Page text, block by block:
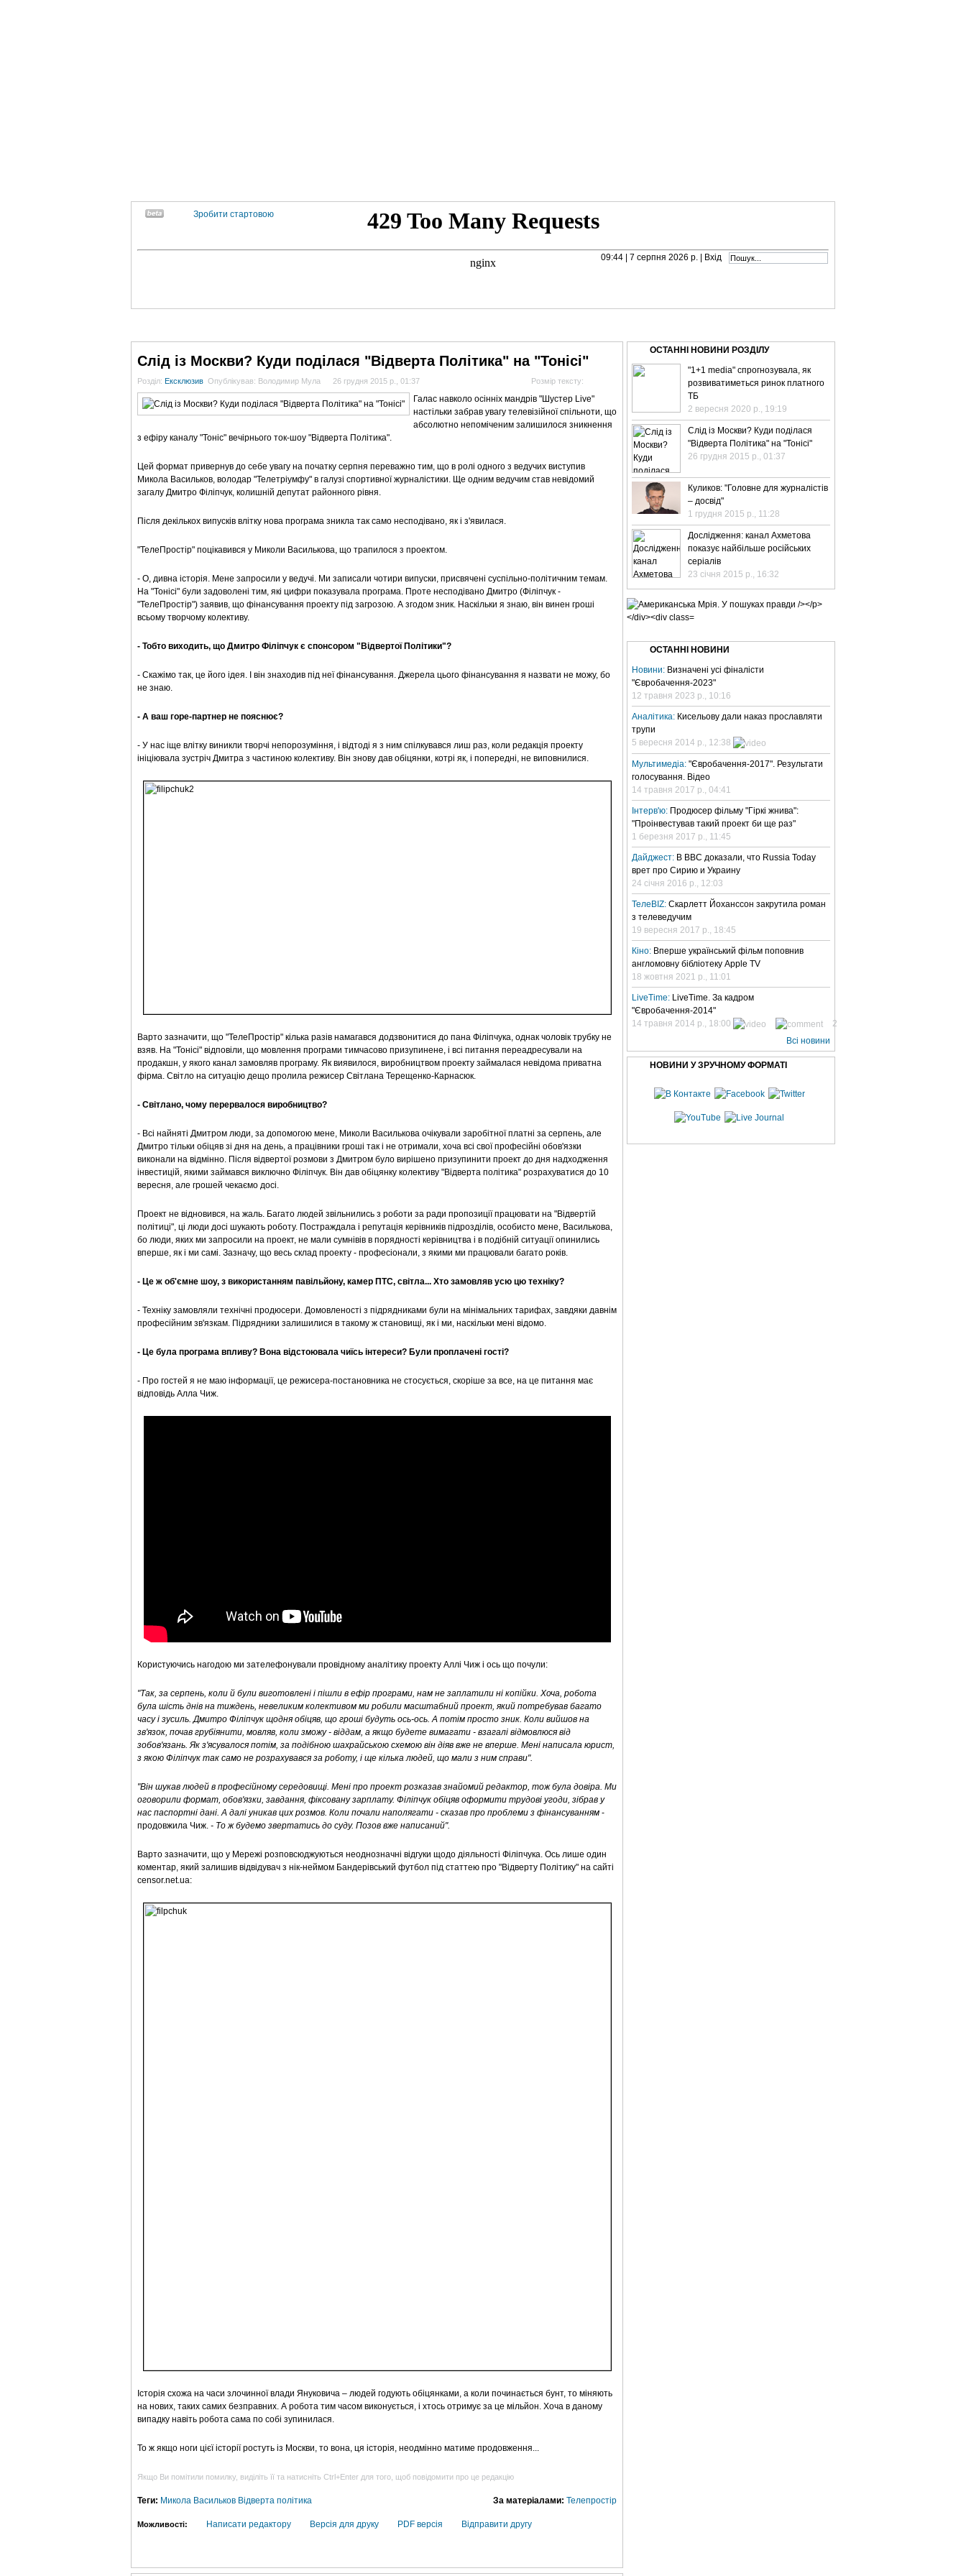
Зробити стартовою
09:44 | 7 серпня 2026 р. | Вхід
Слід із Москви? Куди поділася "Відверта Політика" на "Тонісі"
Розмір тексту:
Розділ: Ексклюзив Опублікував: Володимир Мула 26 грудня 2015 р., 01:37
Галас навколо осінніх мандрів "Шустер Live"
настільки забрав увагу телевізійної спільноти, що
абсолютно непоміченим залишилося зникнення
з ефіру каналу "Тоніс" вечірнього ток-шоу "Відверта Політика".
Цей формат привернув до себе увагу на початку серпня переважно тим, що в ролі одного з ведучих виступив
Микола Васильков, володар "Телетріумфу" в галузі спортивної журналістики. Ще одним ведучим став невідомий
загалу Дмитро Філіпчук, колишній депутат районного рівня.
Після декількох випусків влітку нова програма зникла так само несподівано, як і з'явилася.
"ТелеПростір" поцікавився у Миколи Василькова, що трапилося з проектом.
- О, дивна історія. Мене запросили у ведучі. Ми записали чотири випуски, присвячені суспільно-політичним темам.
На "Тонісі" були задоволені тим, які цифри показувала програма. Проте несподівано Дмитро (Філіпчук -
"ТелеПростір") заявив, що фінансування проекту під загрозою. А згодом зник. Наскільки я знаю, він винен гроші
всьому творчому колективу.
- Тобто виходить, що Дмитро Філіпчук є спонсором "Відвертої Політики"?
- Скажімо так, це його ідея. І він знаходив під неї фінансування. Джерела цього фінансування я назвати не можу, бо
не знаю.
- А ваш горе-партнер не пояснює?
- У нас іще влітку виникли творчі непорозуміння, і відтоді я з ним спілкувався лиш раз, коли редакція проекту
ініціювала зустріч Дмитра з частиною колективу. Він знову дав обіцянки, котрі як, і попередні, не виповнилися.
Варто зазначити, що "ТелеПростір" кілька разів намагався додзвонитися до пана Філіпчука, однак чоловік трубку не
взяв. На "Тонісі" відповіли, що мовлення програми тимчасово призупинене, і всі питання переадресували на
продакшн, у якого канал замовляв програму. Як виявилося, виробництвом проекту займалася невідома приватна
фірма. Світло на ситуацію дещо пролила режисер Світлана Терещенко-Карнасюк.
- Світлано, чому перервалося виробництво?
- Всі найняті Дмитром люди, за допомогою мене, Миколи Василькова очікували заробітної платні за серпень, але
Дмитро тільки обіцяв зі дня на день, а працівники гроші так і не отримали, хоча всі свої професійні обов'язки
виконали на відмінно. Після відвертої розмови з Дмитром було вирішено призупинити проект до дня надходження
інвестицій, якими займався виключно Філіпчук. Він дав обіцянку колективу "Відверта політика" розрахуватися до 10
вересня, але грошей чекаємо досі.
Проект не відновився, на жаль. Багато людей звільнились з роботи за ради пропозиції працювати на "Відвертій
політиці", ці люди досі шукають роботу. Постраждала і репутація керівників підрозділів, особисто мене, Василькова,
бо люди, яких ми запросили на проект, не мали сумнівів в порядності керівництва і в подібній ситуації опинились
вперше, як і ми самі. Зазначу, що весь склад проекту - професіонали, з якими ми працювали багато років.
- Це ж об'ємне шоу, з використанням павільйону, камер ПТС, світла... Хто замовляв усю цю техніку?
- Техніку замовляли технічні продюсери. Домовленості з підрядниками були на мінімальних тарифах, завдяки давнім
професійним зв'язкам. Підрядники залишилися в такому ж становищі, як і ми, наскільки мені відомо.
- Це була програма впливу? Вона відстоювала чиїсь інтереси? Були проплачені гості?
- Про гостей я не маю інформації, це режисера-постановника не стосується, скоріше за все, на це питання має
відповідь Алла Чиж.
Користуючись нагодою ми зателефонували провідному аналітику проекту Аллі Чиж і ось що почули:
"Так, за серпень, коли й були виготовлені і пішли в ефір програми, нам не заплатили ні копійки. Хоча, робота
була шість днів на тиждень, невеликим колективом ми робили масштабний проект, який потребував багато
часу і зусиль. Дмитро Філіпчук щодня обіцяв, що гроші будуть ось-ось. А потім просто зник. Коли вийшов на
зв'язок, почав грубіянити, мовляв, коли зможу - віддам, а якщо будете вимагати - взагалі відмовлюся від
зобов'язань. Як з'ясувалося потім, за подібною шахрайською схемою він діяв вже не вперше. Мені написала юрист,
з якою Філіпчук так само не розрахувався за роботу, і ще кілька людей, що мали з ним справи".
"Він шукав людей в професійному середовищі. Мені про проект розказав знайомий редактор, тож була довіра. Ми
оговорили формат, обов'язки, завдання, фіксовану зарплату. Філіпчук обіцяв оформити трудові угоди, зібрав у
нас паспортні дані. А далі уникав цих розмов. Коли почали наполягати - сказав про проблеми з фінансуванням -
продовжила Чиж. - То ж будемо звертатись до суду. Позов вже написаний".
Варто зазначити, що у Мережі розповсюджуються неоднозначні відгуки щодо діяльності Філіпчука. Ось лише один
коментар, який залишив відвідувач з нік-неймом Бандерівський футбол під статтею про "Відверту Політику" на сайті
censor.net.ua:
Історія схожа на часи злочинної влади Януковича – людей годують обіцянками, а коли починається бунт, то міняють
на нових, таких самих безправних. А робота тим часом виконується, і хтось отримує за це мільйон. Хоча в даному
випадку навіть робота сама по собі зупинилася.
То ж якщо ноги цієї історії ростуть із Москви, то вона, ця історія, неодмінно матиме продовження...
Якщо Ви помітили помилку, виділіть її та натисніть Ctrl+Enter для того, щоб повідомити про це редакцію
За матеріалами: Телепростір
Теги: Микола Васильков Відверта політика
Можливості: Написати редактору Версія для друку PDF версія Відправити другу
ОСТАННІ НОВИНИ РОЗДІЛУ
"1+1 media" спрогнозувала, як
розвиватиметься ринок платного
ТБ
2 вересня 2020 р., 19:19
Слід із Москви? Куди поділася
"Відверта Політика" на "Тонісі"
26 грудня 2015 р., 01:37
Куликов: "Головне для журналістів
– досвід"
1 грудня 2015 р., 11:28
Дослідження: канал Ахметова
показує найбільше російських
серіалів
23 січня 2015 р., 16:32
ОСТАННІ НОВИНИ
Новини: Визначені усі фіналісти
"Євробачення-2023"
12 травня 2023 р., 10:16
Аналітика: Кисельову дали наказ прославляти
трупи
5 вересня 2014 р., 12:38
Мультимедіа: "Євробачення-2017". Результати
голосування. Відео
14 травня 2017 р., 04:41
Інтерв'ю: Продюсер фільму "Гіркі жнива":
"Проінвестував такий проект би ще раз"
1 березня 2017 р., 11:45
Дайджест: В BBC доказали, что Russia Today
врет про Сирию и Украину
24 січня 2016 р., 12:03
ТелеBIZ: Скарлетт Йоханссон закрутила роман
з телеведучим
19 вересня 2017 р., 18:45
Кіно: Вперше український фільм поповнив
англомовну бібліотеку Apple TV
18 жовтня 2021 р., 11:01
LiveTime: LiveTime. За кадром
"Євробачення-2014"
14 травня 2014 р., 18:00
2
Всі новини
НОВИНИ У ЗРУЧНОМУ ФОРМАТІ